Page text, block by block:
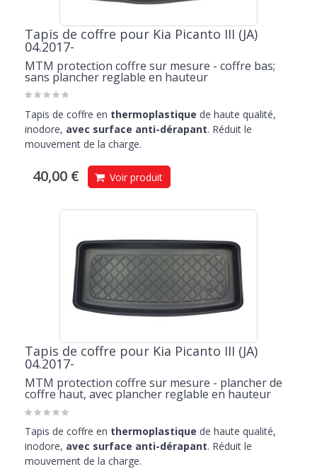
Tapis de coffre pour Kia Picanto III (JA)
04.2017-
MTM protection coffre sur mesure - coffre bas;
sans plancher reglable en hauteur
Tapis de coffre en thermoplastique de haute qualité,
inodore, avec surface anti-dérapant. Réduit le
mouvement de la charge.
40,00 € Voir produit
Tapis de coffre pour Kia Picanto III (JA)
04.2017-
MTM protection coffre sur mesure - plancher de
coffre haut, avec plancher reglable en hauteur
Tapis de coffre en thermoplastique de haute qualité,
inodore, avec surface anti-dérapant. Réduit le
mouvement de la charge.